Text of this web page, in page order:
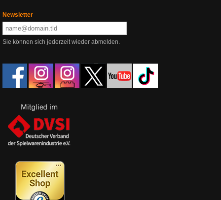
Newsletter
Sie können sich jederzeit wieder abmelden.